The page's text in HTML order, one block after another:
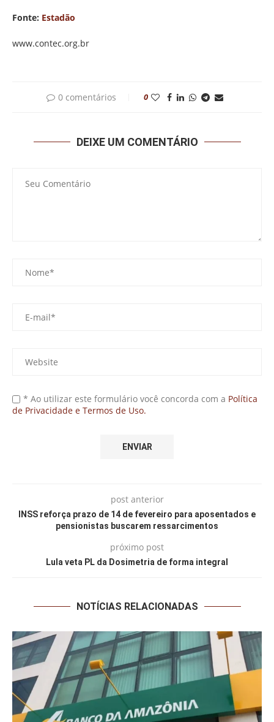
Fonte: Estadão
www.contec.org.br
0 comentários 0
DEIXE UM COMENTÁRIO
* Ao utilizar este formulário você concorda com a Política
de Privacidade e Termos de Uso.
post anterior
INSS reforça prazo de 14 de fevereiro para aposentados e
pensionistas buscarem ressarcimentos
próximo post
Lula veta PL da Dosimetria de forma integral
NOTÍCIAS RELACIONADAS